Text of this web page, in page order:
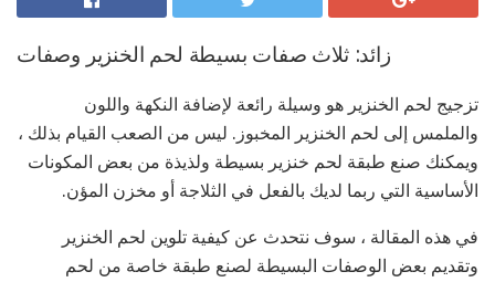
زائد: ثلاث صفات بسيطة لحم الخنزير وصفات
تزجيج لحم الخنزير هو وسيلة رائعة لإضافة النكهة واللون
والملمس إلى لحم الخنزير المخبوز. ليس من الصعب القيام بذلك ،
ويمكنك صنع طبقة لحم خنزير بسيطة ولذيذة من بعض المكونات
الأساسية التي ربما لديك بالفعل في الثلاجة أو مخزن المؤن.
في هذه المقالة ، سوف نتحدث عن كيفية تلوين لحم الخنزير
وتقديم بعض الوصفات البسيطة لصنع طبقة خاصة من لحم